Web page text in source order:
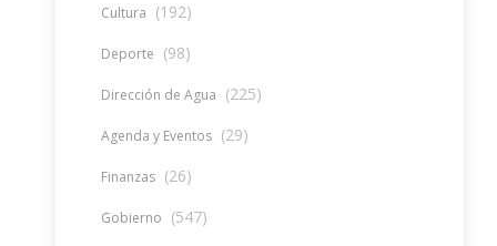
Cultura (192)
Deporte (98)
Dirección de Agua (225)
Agenda y Eventos (29)
Finanzas (26)
Gobierno (547)